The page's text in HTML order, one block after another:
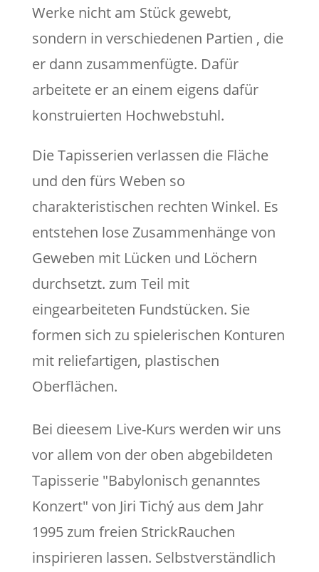
Werke nicht am Stück gewebt,
sondern in verschiedenen Partien , die
er dann zusammenfügte. Dafür
arbeitete er an einem eigens dafür
konstruierten Hochwebstuhl.
Die Tapisserien verlassen die Fläche
und den fürs Weben so
charakteristischen rechten Winkel. Es
entstehen lose Zusammenhänge von
Geweben mit Lücken und Löchern
durchsetzt. zum Teil mit
eingearbeiteten Fundstücken. Sie
formen sich zu spielerischen Konturen
mit reliefartigen, plastischen
Oberflächen.
Bei dieesem Live-Kurs werden wir uns
vor allem von der oben abgebildeten
Tapisserie "Babylonisch genanntes
Konzert" von Jiri Tichý aus dem Jahr
1995 zum freien StrickRauchen
inspirieren lassen. Selbstverständlich